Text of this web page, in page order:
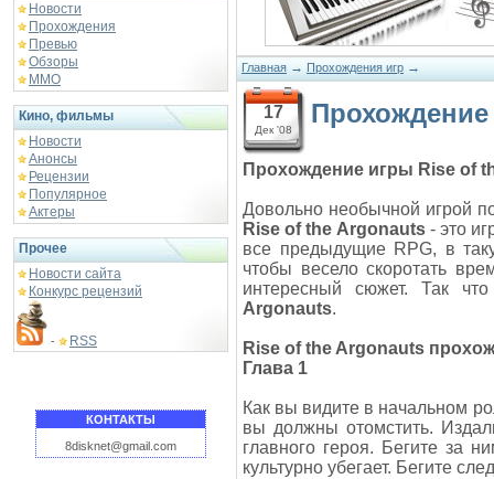
Новости
Прохождения
Превью
Обзоры
ММО
Кино, фильмы
Новости
Анонсы
Рецензии
Популярное
Актеры
Прочее
Новости сайта
Конкурс рецензий
- RSS
КОНТАКТЫ
8disknet@gmail.com
Главная → Прохождения игр →
17
Дек '08
Прохождение игры Rise of
Довольно необычной игрой
Rise of the Argonauts- это
все предыдущие RPG, в
чтобы весело скоротать
интересный сюжет. Так
Argonauts.
Rise of the Argonauts
Глава 1
Как вы видите в начальном
вы должны отомстить.
главного героя. Бегите за
культурно убегает. Бегите